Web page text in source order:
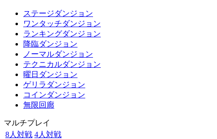
ステージダンジョン
ワンタッチダンジョン
ランキングダンジョン
降臨ダンジョン
ノーマルダンジョン
テクニカルダンジョン
曜日ダンジョン
ゲリラダンジョン
コインダンジョン
無限回廊
マルチプレイ
8人対戦 4人対戦